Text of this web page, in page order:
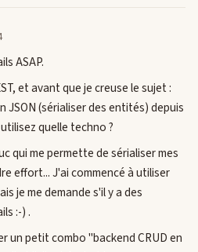
ASAP.
et avant que je creuse le sujet :
JSON (sérialiser des entités) depuis
quelle techno ?
qui me permette de sérialiser mes
effort... J'ai commencé à utiliser
je me demande s'il y a des
:-) .
un petit combo "backend CRUD en